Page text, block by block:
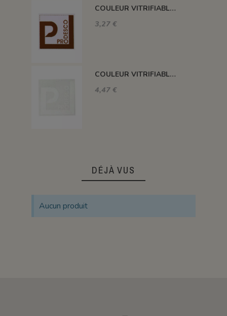
COULEUR VITRIFIABLE DÉCOR SANS PLOMB CHOCOLAT VA109
3,27 €
COULEUR VITRIFIABLE DÉCOR SANS PLOMB BLANC VA103
4,47 €
DÉJÀ VUS
Aucun produit